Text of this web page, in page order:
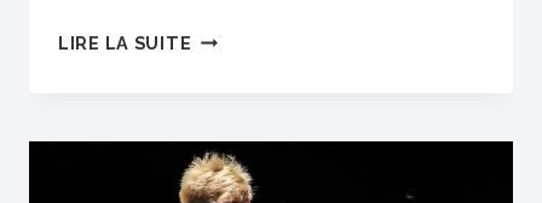
LIRE LA SUITE MAYWEATHER
POURPARLERS
POUR